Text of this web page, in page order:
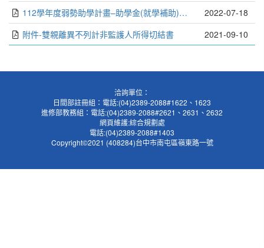
112學年度弱勢助學計畫–助學金(就學補助)說明
2022-07-18
附件-雙親離異不列計非監護人所得切結書
2021-09-10
洽詢單位：
日間部註冊組：電話:(04)2389-2088#1622、1623
進修部教務組：電話:(04)2389-2088#2621、2631、2632
網頁維護:綜合規劃處
電話:(04)2389-2088#1403
Copyright©2021 (408284)台中市南屯區嶺東路一號